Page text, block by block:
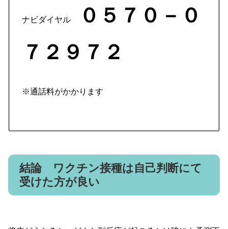
ナビダイヤル
０５７０－０
７２９７２
※通話料がかかります
結論 ワクチン接種は自己判断にて
受けた方が良い